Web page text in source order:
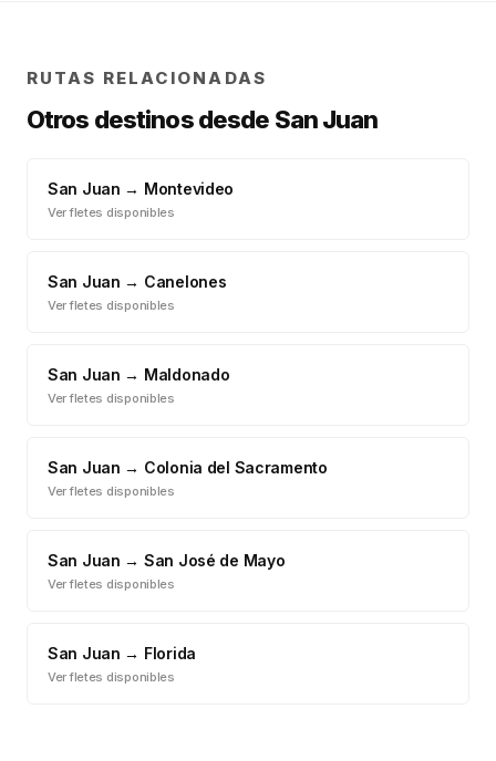
RUTAS RELACIONADAS
Otros destinos desde San Juan
San Juan → Montevideo
Ver fletes disponibles
San Juan → Canelones
Ver fletes disponibles
San Juan → Maldonado
Ver fletes disponibles
San Juan → Colonia del Sacramento
Ver fletes disponibles
San Juan → San José de Mayo
Ver fletes disponibles
San Juan → Florida
Ver fletes disponibles